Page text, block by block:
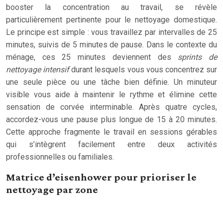
booster la concentration au travail, se révèle
particulièrement pertinente pour le nettoyage domestique.
Le principe est simple : vous travaillez par intervalles de 25
minutes, suivis de 5 minutes de pause. Dans le contexte du
ménage, ces 25 minutes deviennent des sprints de
nettoyage intensifdurant lesquels vous vous concentrez sur
une seule pièce ou une tâche bien définie. Un minuteur
visible vous aide à maintenir le rythme et élimine cette
sensation de corvée interminable. Après quatre cycles,
accordez-vous une pause plus longue de 15 à 20 minutes.
Cette approche fragmente le travail en sessions gérables
qui s’intègrent facilement entre deux activités
professionnelles ou familiales.
Matrice d’eisenhower pour prioriser le
nettoyage par zone